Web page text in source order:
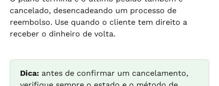
cancelado, desencadeando um processo de
reembolso. Use quando o cliente tem direito a
receber o dinheiro de volta.
Dica: antes de confirmar um cancelamento,